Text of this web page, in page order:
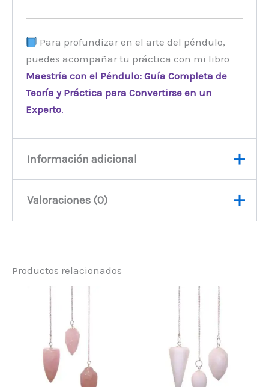
Para profundizar en el arte del péndulo,
puedes acompañar tu práctica con mi libro
Maestría con el Péndulo: Guía Completa de
Teoría y Práctica para Convertirse en un
Experto.
Información adicional
Peso
Valoraciones (0)
Sé el primero en valorar
“Péndulo del Chakra del
Poder de Orgonita – Ojo de
Tigre”
Debes acceder
para publicar una
valoración.
Productos relacionados